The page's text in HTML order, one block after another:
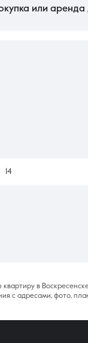
или
14
в
с адресами, фото,